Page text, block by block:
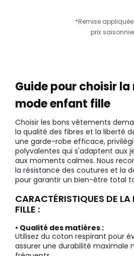
*Remise
prix
Guide pour choisir la
mode enfant fille
Choisir les bons vêtements
la qualité des fibres et la liberté
une garde-robe efficace,
polyvalentes qui s'adaptent aux
aux moments calmes. Nous
la résistance des coutures et la
pour garantir un bien-être total
CARACTÉRISTIQUES DE
FILLE :
• Qualité des matières :
Utilisez du coton respirant pour
assurer une durabilité maximale